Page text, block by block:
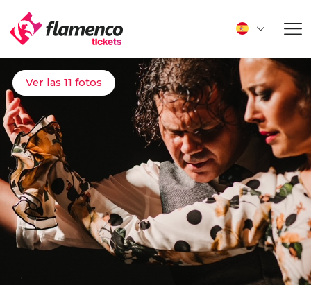
Ver las 11 fotos